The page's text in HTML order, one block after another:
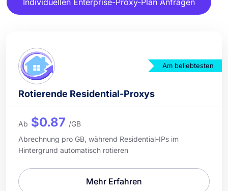
Am beliebtesten
Rotierende Residential-Proxys
Ab $0.87 /GB
Abrechnung pro GB, während Residential-IPs im
Hintergrund automatisch rotieren
Mehr Erfahren